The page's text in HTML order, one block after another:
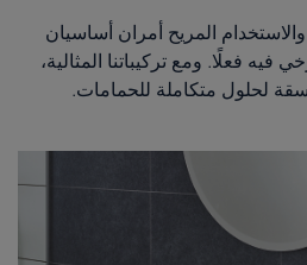
المريح أمران أساسيان
فعلًا. ومع تركيباتنا المثالية،
لحلول متكاملة للحمامات.